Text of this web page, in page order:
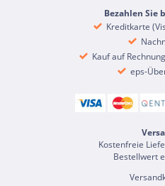
Bezahlen Sie
Kreditkarte
Kauf auf
eps-
Kostenfreie
Bestellwert